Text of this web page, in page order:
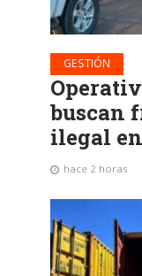
GESTIÓN
buscan
ilegal
hace 2 horas